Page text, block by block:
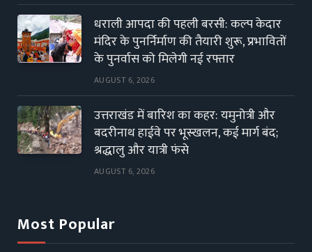
धराली आपदा की पहली बरसी: कल्प केदार
मंदिर के पुनर्निर्माण की तैयारी शुरू, प्रभावितों
के पुनर्वास को मिलेगी नई रफ्तार
AUGUST 6, 2026
उत्तराखंड में बारिश का कहर: यमुनोत्री और
बदरीनाथ हाईवे पर भूस्खलन, कई मार्ग बंद;
श्रद्धालु और यात्री फंसे
AUGUST 6, 2026
Most Popular